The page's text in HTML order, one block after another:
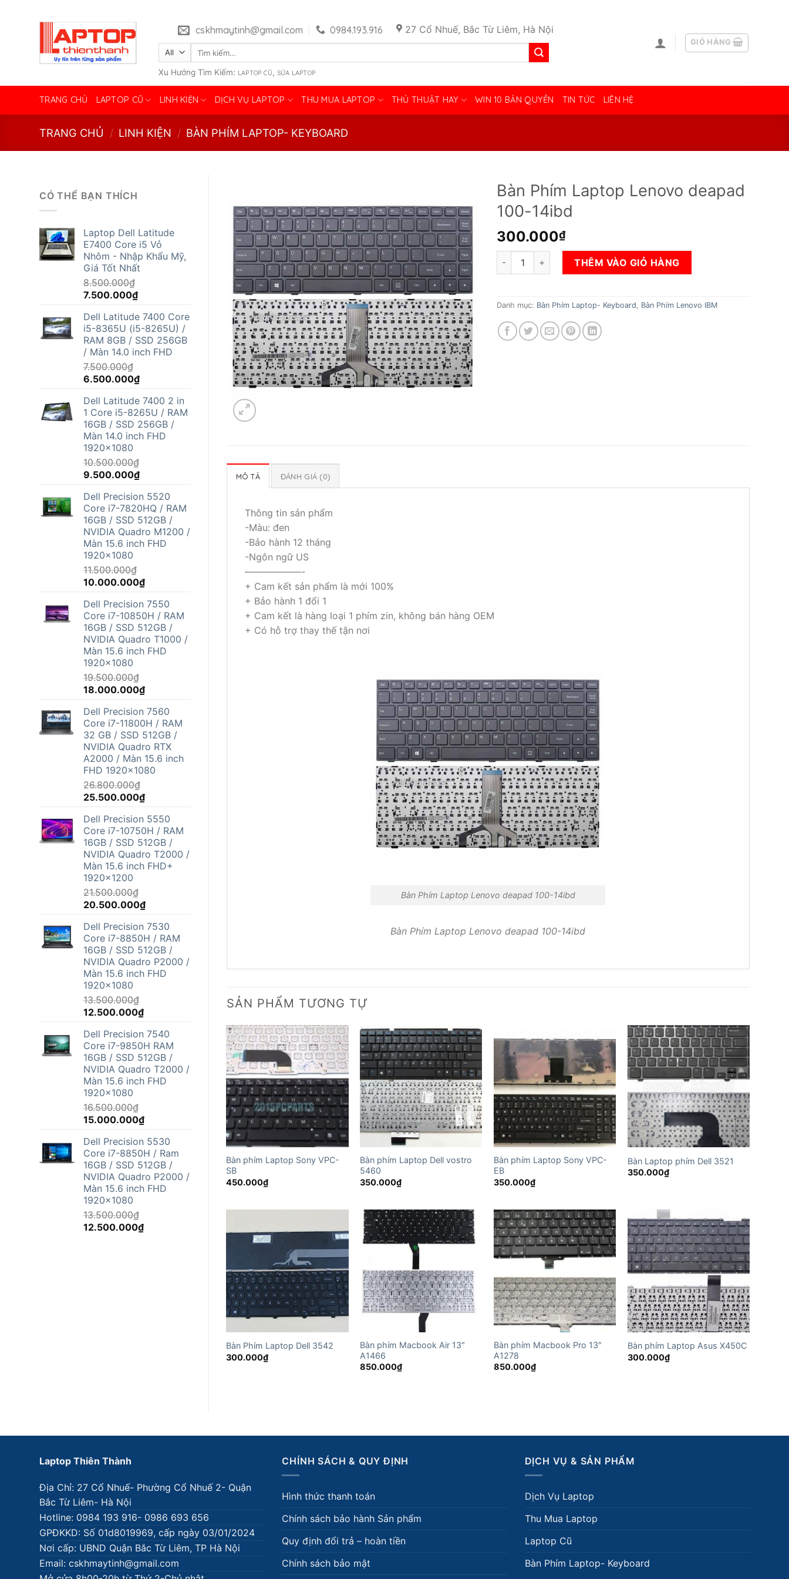
cskhmaytinh@gmail.com 0984.193.916 27 Cổ Nhuế, Bắc Từ Liêm, Hà Nội
Tìm
Xu Hướng Tìm Kiếm: LAPTOP CŨ, SỬA LAPTOP
GIỎ HÀNG
TRANG CHỦ LAPTOP CŨ LINH KIỆN DỊCH VỤ LAPTOP THU MUA LAPTOP THỦ THUẬT HAY WIN 10 BẢN QUYỀN TIN TỨC LIÊN HỆ
TRANG CHỦ / LINH KIỆN / BÀN PHÍM LAPTOP- KEYBOARD
CÓ THỂ BẠN THÍCH
Laptop Dell Latitude
E7400 Core i5 Vỏ
Nhôm - Nhập Khẩu Mỹ,
Giá Tốt Nhất
8.500.000₫
Giá
là:
8.500.000₫.
7.500.000₫Giá
tại
là:
7.500.000₫.
Dell Latitude 7400 Core
i5-8365U (i5-8265U) /
RAM 8GB / SSD 256GB
/ Màn 14.0 inch FHD
7.500.000₫
Giá
là:
7.500.000₫.
6.500.000₫Giá
tại
là:
6.500.000₫.
Dell Latitude 7400 2 in
1 Core i5-8265U / RAM
16GB / SSD 256GB /
Màn 14.0 inch FHD
1920x1080
10.500.000₫
Giá
là:
10.500.000₫.
9.500.000₫Giá
tại
là:
9.500.000₫.
Dell Precision 5520
Core i7-7820HQ / RAM
16GB / SSD 512GB /
NVIDIA Quadro M1200 /
Màn 15.6 inch FHD
1920x1080
11.500.000₫
Giá
là:
11.500.000₫.
10.000.000₫Giá
tại
là:
10.000.000₫.
Dell Precision 7550
Core i7-10850H / RAM
16GB / SSD 512GB /
NVIDIA Quadro T1000 /
Màn 15.6 inch FHD
1920x1080
19.500.000₫
Giá
là:
19.500.000₫.
18.000.000₫Giá
tại
là:
18.000.000₫.
Dell Precision 7560
Core i7-11800H / RAM
32 GB / SSD 512GB /
NVIDIA Quadro RTX
A2000 / Màn 15.6 inch
FHD 1920x1080
26.800.000₫
Giá
là:
26.800.000₫.
25.500.000₫Giá
tại
là:
25.500.000₫.
Dell Precision 5550
Core i7-10750H / RAM
16GB / SSD 512GB /
NVIDIA Quadro T2000 /
Màn 15.6 inch FHD+
1920x1200
21.500.000₫
Giá
là:
21.500.000₫.
20.500.000₫Giá
tại
là:
20.500.000₫.
Dell Precision 7530
Core i7-8850H / RAM
16GB / SSD 512GB /
NVIDIA Quadro P2000 /
Màn 15.6 inch FHD
1920x1080
13.500.000₫
Giá
là:
13.500.000₫.
12.500.000₫Giá
tại
là:
12.500.000₫.
Dell Precision 7540
Core i7-9850H RAM
16GB / SSD 512GB /
NVIDIA Quadro T2000 /
Màn 15.6 inch FHD
1920x1080
16.500.000₫
Giá
là:
16.500.000₫.
15.000.000₫Giá
tại
là:
15.000.000₫.
Dell Precision 5530
Core i7-8850H / Ram
16GB / SSD 512GB /
NVIDIA Quadro P2000 /
Màn 15.6 inch FHD
1920x1080
13.500.000₫
Giá
12.500.000₫Giá
Bàn Phím Laptop Lenovo deapad
100-14ibd
300.000₫
Bàn Phím Laptop Lenovo deapad 100-14ibd số lượng
THÊM VÀO GIỎ HÀNG
Danh mục: Bàn Phím Laptop- Keyboard Bàn Phím Lenovo IBM
MÔ TẢ ĐÁNH GIÁ (0)
Thông tin sản phẩm
-Màu: đen
-Bảo hành 12 tháng
-Ngôn ngữ US
——————-
+ Cam kết sản phẩm là mới 100%
+ Bảo hành 1 đổi 1
+ Cam kết là hàng loại 1 phím zin, không bán hàng OEM
+ Có hỗ trợ thay thế tận nơi
Bàn Phím Laptop Lenovo deapad 100-14ibd
Bàn Phím Laptop Lenovo deapad 100-14ibd
SẢN PHẨM TƯƠNG TỰ
Bàn phím Laptop Sony VPC-
SB
450.000₫
Bàn phím Laptop Dell vostro
5460
350.000₫
Bàn phím Laptop Sony VPC-
EB
350.000₫
Bàn Laptop phím Dell 3521
350.000₫
Bàn Phím Laptop Dell 3542
300.000₫
Bàn phím Macbook Air 13″
A1466
850.000₫
Bàn phím Macbook Pro 13″
A1278
850.000₫
Bàn phím Laptop Asus X450C
300.000₫
Laptop Thiên Thành
Địa Chỉ: 27 Cổ Nhuế- Phường Cổ Nhuế 2- Quận
Bắc Từ Liêm- Hà Nội
Hotline: 0984 193 916- 0986 693 656
GPĐKKD: Số 01d8019969, cấp ngày 03/01/2024
Nơi cấp: UBND Quận Bắc Từ Liêm, TP Hà Nội
Email: cskhmaytinh@gmail.com
CHÍNH SÁCH & QUY ĐỊNH
Hình thức thanh toán
Chính sách bảo hành Sản phẩm
Quy định đổi trả – hoàn tiền
Chính sách bảo mật
DỊCH VỤ & SẢN PHẨM
Dịch Vụ Laptop
Thu Mua Laptop
Laptop Cũ
Bàn Phím Laptop- Keyboard